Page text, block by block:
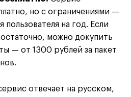
но с ограничениями —
на год. Если
можно докупить
— от 1300 рублей за пакет
отвечает на русском,